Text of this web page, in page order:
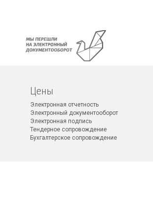
Цены
Электронная отчетность
Электронный документооборот
Электронная подпись
Тендерное сопровождение
Бухгалтерское сопровождение